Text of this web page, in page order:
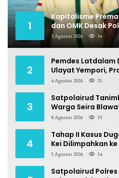
1
Kapitalisme
dan OMK Desak
Pungli
3 Agustus 2026 34
2
Pemdes Latdalam
Ulayat Yempori,
Sengketa
4 Agustus 2026 21
3
Satpolairud
Warga Seira
Berpotensi Pidana
8 Agustus 2026 15
4
Tahap II Kasus
Kei Dilimpahkan ke
5 Agustus 2026 14
Satpolairud Polres